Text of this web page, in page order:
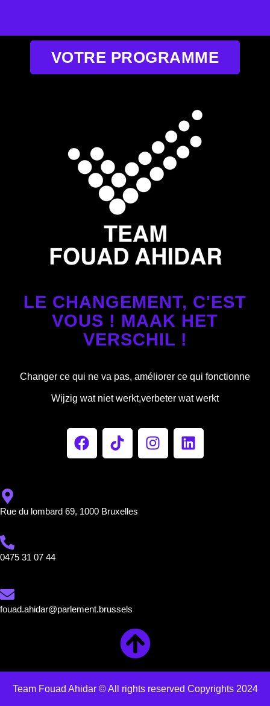
VOTRE PROGRAMME
LE CHANGEMENT, C'EST
VOUS ! MAAK HET
VERSCHIL !
Changer ce qui ne va pas, améliorer ce qui fonctionne
Wijzig wat niet werkt,verbeter wat werkt
Rue du lombard 69, 1000 Bruxelles
0475 31 07 44
fouad.ahidar@parlement.brussels
Team Fouad Ahidar © All rights reserved Copyrights 2024